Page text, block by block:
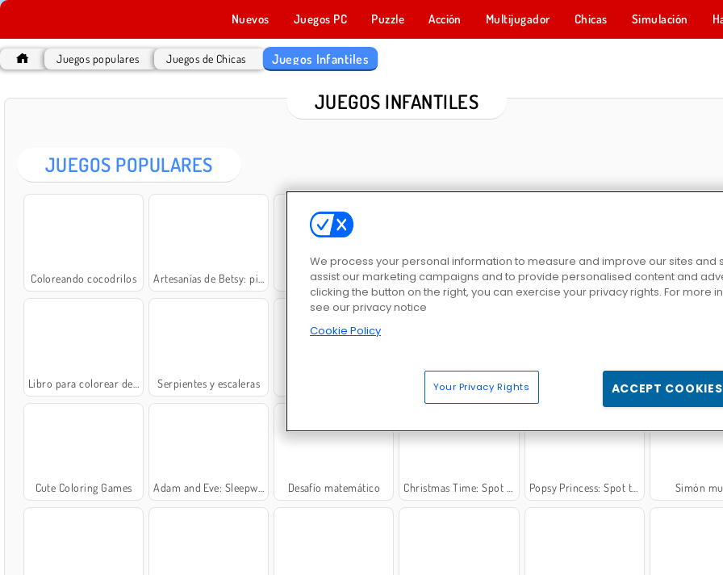
Nuevos Juegos PC Puzzle Acción Multijugador Chicas Simulación
Juegos populares Juegos de Chicas Juegos Infantiles
JUEGOS INFANTILES
JUEGOS POPULARES
Coloreando cocodrilos Artesanías de Betsy: pintura veraniega Wheely 7: Detective Kids Jigsaw Puzzles: Zoo Fun Coloreando animales de zoológico Hola, chicos: colorear
Libro para colorear de animales Serpientes y escaleras Wheely 8: Aliens Dino
Cute Coloring Games Adam and Eve: Sleepwalker Desafío matemático Christmas Time: Spot the Difference Popsy Princess: Spot the Difference Simón
We process your personal information to measure and improve our sites and
assist our marketing campaigns and to provide personalised content and
clicking the button on the right, you can exercise your privacy rights. For more
see our privacy notice
Cookie Policy
Your Privacy Rights ACCEPT COOKIES